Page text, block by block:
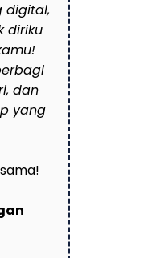
digital,
diriku
dan
yang